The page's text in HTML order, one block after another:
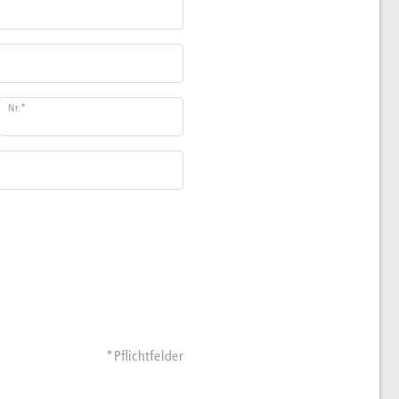
Nr.*
*Pflichtfelder